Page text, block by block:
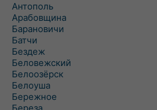
Антополь
Арабовщина
Барановичи
Батчи
Бездеж
Беловежский
Белоозёрск
Белоуша
Бережное